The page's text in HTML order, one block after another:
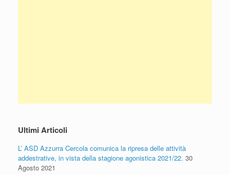
Ultimi Articoli
L’ ASD Azzurra Cercola comunica la ripresa delle attività
addestrative, in vista della stagione agonistica 2021/22. 30
Agosto 2021